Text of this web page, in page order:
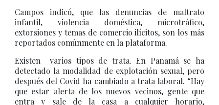
Campos indicó, que las denuncias de maltrato
infantil, violencia doméstica, microtráfico,
extorsiones y temas de comercio ilícitos, son los más
reportados comúnmente en la plataforma.
Existen varios tipos de trata. En Panamá se ha
detectado la modalidad de explotación sexual, pero
después del Covid ha cambiado a trata laboral. “Hay
que estar alerta de los nuevos vecinos, gente que
entra y sale de la casa a cualquier horario,